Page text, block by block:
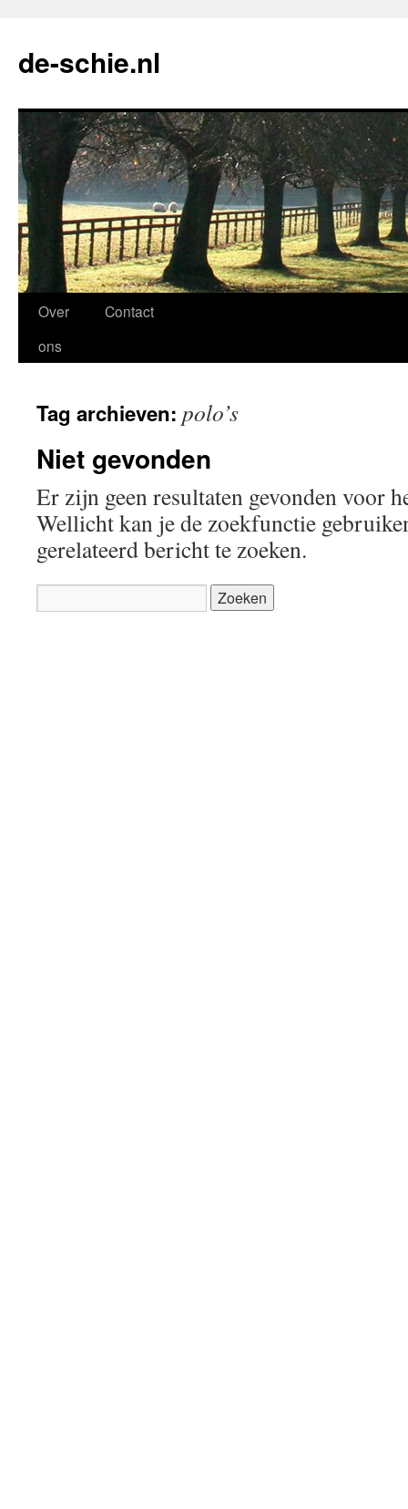
de-schie.nl
Spring
naar
inhoud
Over
ons
Contact
Tag archieven: polo’s
Niet gevonden
Er zijn geen resultaten gevonden voor
Wellicht kan je de zoekfunctie
gerelateerd bericht te zoeken.
naar: